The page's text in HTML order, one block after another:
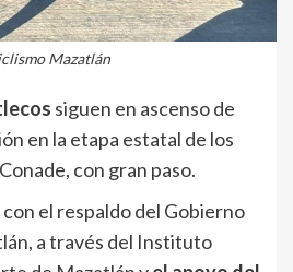
Mazatlán
siguen en ascenso de
en la etapa estatal de los
con gran paso.
el respaldo del Gobierno
a través del Instituto